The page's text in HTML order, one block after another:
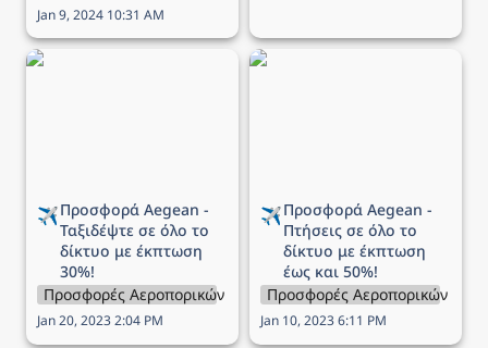
Jan 9, 2024 10:31 AM
Προσφορά Aegean -
✈️
Ταξιδέψτε σε όλο το
δίκτυο με έκπτωση
30%!
Προσφορές Αεροπορικών Εταιρειών
Jan 20, 2023 2:04 PM
Προσφορά Aegean -
✈️Προσφορά Aegean -
Πτήσεις σε όλο το
δίκτυο με έκπτωση
έως και 50%!
Προσφορές Αεροπορικών
Jan 10, 2023 6:11 PM